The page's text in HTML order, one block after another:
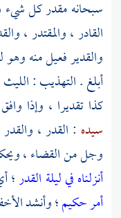
سبحانه مقدر كل شيء
القادر ، والمقتدر ،
والقدير فعيل منه وهو
أبلغ . التهذيب :الليث
كذا تقديرا ، وإذا
سيده : القدر ،
وجل من القضاء ،
أنزلناه في ليلة القدر؛
أمر حكيم؛ وأنشد